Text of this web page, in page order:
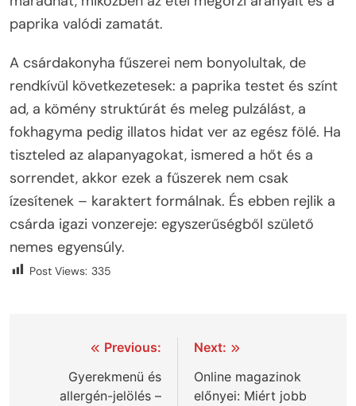
paprika valódi zamatát.
A csárdakonyha fűszerei nem bonyolultak, de
rendkívül következetesek: a paprika testet és színt
ad, a kömény struktúrát és meleg pulzálást, a
fokhagyma pedig illatos hidat ver az egész fölé. Ha
tiszteled az alapanyagokat, ismered a hőt és a
sorrendet, akkor ezek a fűszerek nem csak
ízesítenek – karaktert formálnak. És ebben rejlik a
csárda igazi vonzereje: egyszerűségből születő
nemes egyensúly.
Post Views: 335
Bejegyzés
navigáció
Previous:
Gyerekmenü és
allergén-jelölés –
Next:
Online magazinok
előnyei: Miért jobb